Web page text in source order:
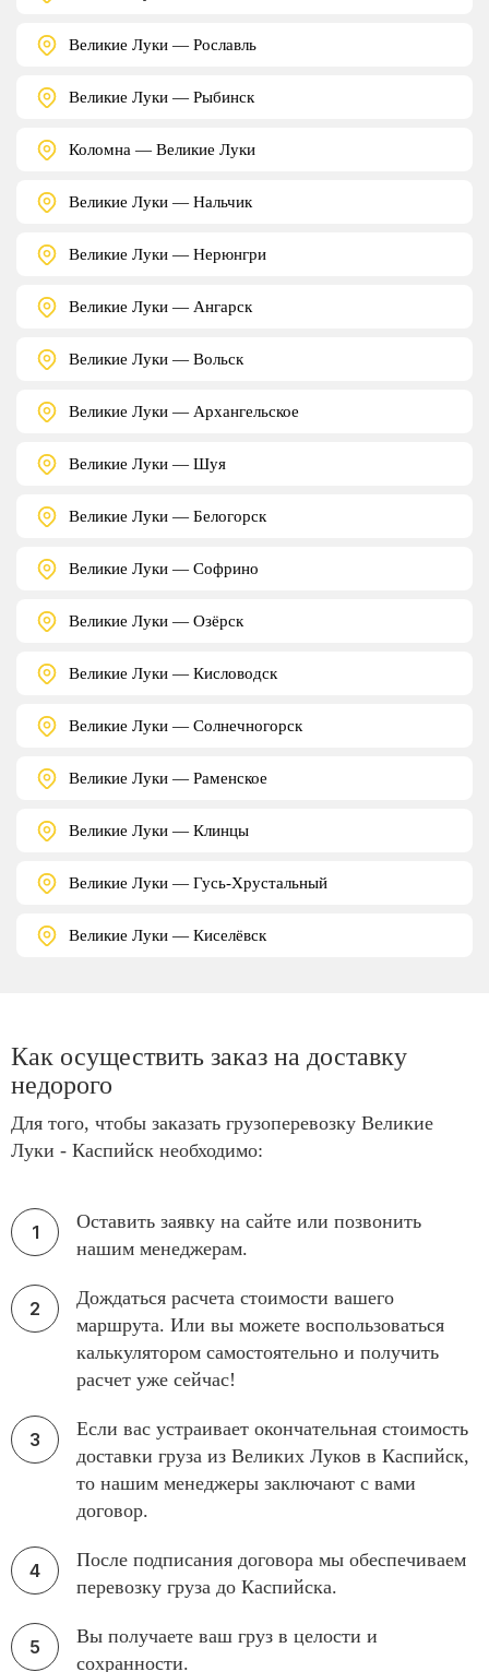
Великие Луки — Рославль
Великие Луки — Рыбинск
Коломна — Великие Луки
Великие Луки — Нальчик
Великие Луки — Нерюнгри
Великие Луки — Ангарск
Великие Луки — Вольск
Великие Луки — Архангельское
Великие Луки — Шуя
Великие Луки — Белогорск
Великие Луки — Софрино
Великие Луки — Озёрск
Великие Луки — Кисловодск
Великие Луки — Солнечногорск
Великие Луки — Раменское
Великие Луки — Клинцы
Великие Луки — Гусь-Хрустальный
Великие Луки — Киселёвск
Как осуществить заказ на доставку
недорого
Для того, чтобы заказать грузоперевозку Великие
Луки - Каспийск необходимо:
Оставить заявку на сайте или позвонить
нашим менеджерам.
Дождаться расчета стоимости вашего
маршрута. Или вы можете воспользоваться
калькулятором самостоятельно и получить
расчет уже сейчас!
Если вас устраивает окончательная стоимость
доставки груза из Великих Луков в Каспийск,
то нашим менеджеры заключают с вами
договор.
После подписания договора мы обеспечиваем
перевозку груза до Каспийска.
Вы получаете ваш груз в целости и
сохранности.